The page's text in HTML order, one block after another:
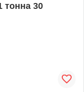
тонна 30